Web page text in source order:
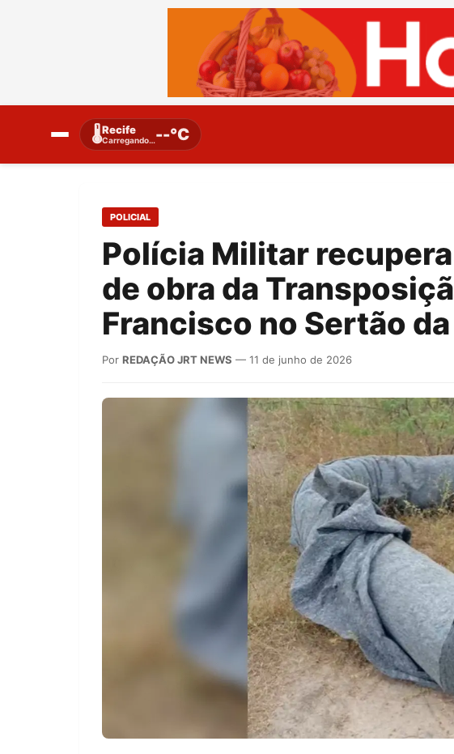
🌡️Recife
Carregando…--°C
POLICIAL
Polícia Militar
de obra da
Francisco no Sertão
Por REDAÇÃO JRT NEWS — 11 de junho de 2026